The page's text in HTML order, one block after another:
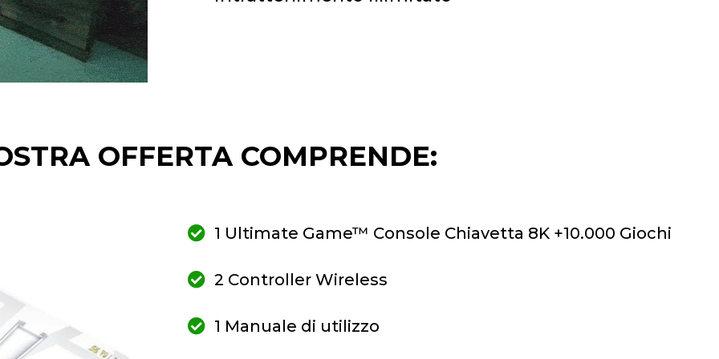
OFFERTA COMPRENDE:
1 Ultimate Game™ Console Chiavetta 8K +10.000 Giochi
2 Controller Wireless
1 Manuale di utilizzo